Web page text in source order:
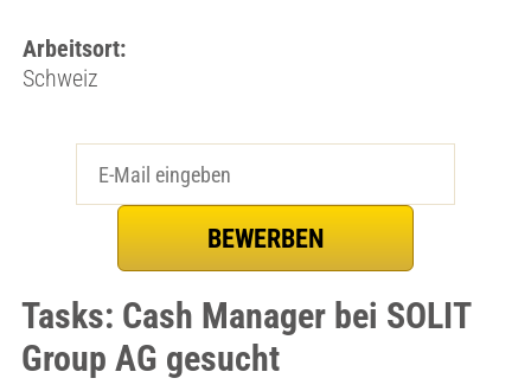
Arbeitsort:
Schweiz
Tasks: Cash Manager bei SOLIT
Group AG gesucht